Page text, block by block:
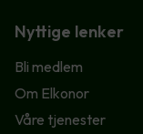
Nyttige lenker
Bli medlem
Om Elkonor
Våre tjenester